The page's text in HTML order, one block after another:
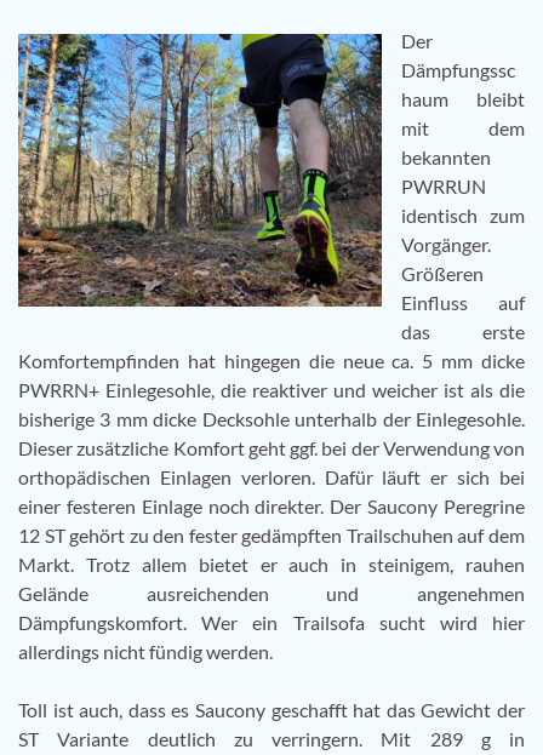
Der
Dämpfungssc
haum bleibt
mit dem
bekannten
PWRRUN
identisch zum
Vorgänger.
Größeren
Einfluss auf
das erste
Komfortempfinden hat hingegen die neue ca. 5 mm dicke
PWRRN+ Einlegesohle, die reaktiver und weicher ist als die
bisherige 3 mm dicke Decksohle unterhalb der Einlegesohle.
Dieser zusätzliche Komfort geht ggf. bei der Verwendung von
orthopädischen Einlagen verloren. Dafür läuft er sich bei
einer festeren Einlage noch direkter. Der Saucony Peregrine
12 ST gehört zu den fester gedämpften Trailschuhen auf dem
Markt. Trotz allem bietet er auch in steinigem, rauhen
Gelände ausreichenden und angenehmen
Dämpfungskomfort. Wer ein Trailsofa sucht wird hier
allerdings nicht fündig werden.
Toll ist auch, dass es Saucony geschafft hat das Gewicht der
ST Variante deutlich zu verringern. Mit 289 g in